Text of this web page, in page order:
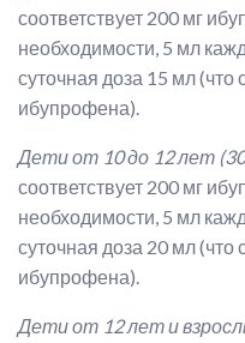
соответствует 200 мг
необходимости, 5 мл
суточная доза 15 мл (что
ибупрофена).
Дети от 10 до 12 лет
соответствует 200 мг
необходимости, 5 мл
суточная доза 20 мл (что
ибупрофена).
Дети от 12 лет и